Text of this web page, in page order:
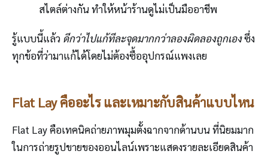
สไตล์ต่างกัน ทำให้หน้าร้านดูไม่เป็นมืออาชีพ
รู้แบบนี้แล้ว ดีกว่าไปแก้ทีละจุดมากกว่าลองผิดลองถูกเองซึ่ง
ทุกข้อที่ว่ามาแก้ได้โดยไม่ต้องซื้ออุปกรณ์แพงเลย
Flat Lay คืออะไร และเหมาะกับสินค้าแบบไหน
Flat Lay คือเทคนิคถ่ายภาพมุมตั้งฉากจากด้านบน ที่นิยมมาก
ในการถ่ายรูปขายของออนไลน์เพราะแสดงรายละเอียดสินค้า